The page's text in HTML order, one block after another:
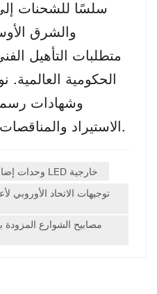
سلسًا للشحنات إلى
والشرق
متطلبات التأهيل
الحكومية العالمية.
وشهادات
الاستيراد والمناقصات دون أي تكلفة إضافية.
وحدات إضاءة LED خارجية
توجيهات الاتحاد الأوروبي
مصابيح الشوارع